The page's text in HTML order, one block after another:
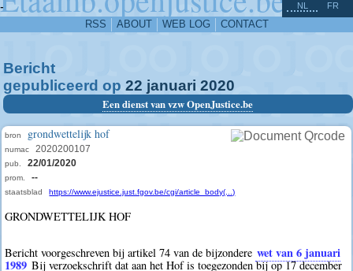
-
RSS ABOUT WEB LOG CONTACT
NL FR
Bericht
gepubliceerd op 22 januari 2020
Een dienst van vzw OpenJustice.be
bron grondwettelijk hof
numac 2020200107
pub. 22/01/2020
prom. --
staatsblad https://www.ejustice.just.fgov.be/cgi/article_body(...)
GRONDWETTELIJK HOF
Bericht voorgeschreven bij artikel 74 van de bijzondere wet van 6 januari
1989 Bij verzoekschrift dat aan het Hof is toegezonden bij op 17 december
^